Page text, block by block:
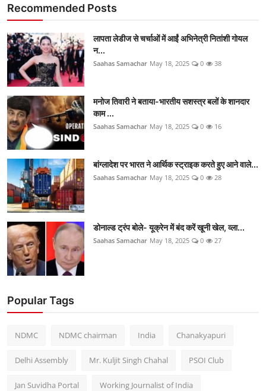
Recommended Posts
लापता लेडीज से चर्चाओं में आईं अभिनेत्री नितांशी गोयल
न...
Saahas Samachar May 18, 2025 0 38
मनोज तिवारी ने बताया-भारतीय सशस्त्र बलों के शानदार
काम ...
Saahas Samachar May 18, 2025 0 16
बांग्लादेश पर भारत ने आर्थिक स्ट्राइक करते हुए आने वाले...
Saahas Samachar May 18, 2025 0 28
डोनाल्ड ट्रंप बोले- यूक्रेन में बंद करें खूनी खेल, व्ला...
Saahas Samachar May 18, 2025 0 27
Popular Tags
NDMC NDMC chairman India Chanakyapuri
Delhi Assembly Mr. Kuljit Singh Chahal PSOI Club
Jan Suvidha Portal Working Journalist of India